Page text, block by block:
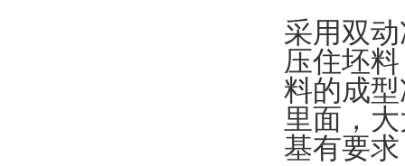
采用双
压住坯
料的成
里面，
基有要